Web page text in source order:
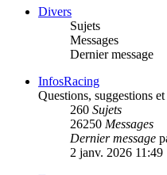
Divers
Sujets
Messages
Dernier message
InfosRacing
Questions, suggestions
260 Sujets
26250 Messages
Dernier message
2 janv. 2026 11:49